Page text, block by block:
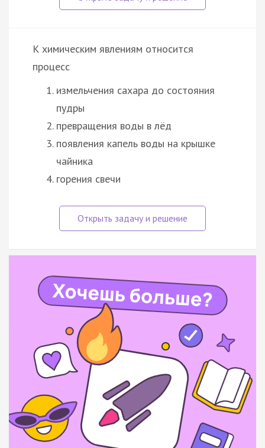
К химическим явлениям относится
процесс
измельчения сахара до состояния
пудры
превращения воды в лёд
появления капель воды на крышке
чайника
горения свечи